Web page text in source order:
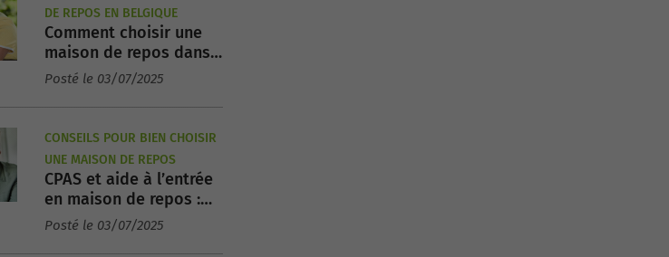
DE REPOS EN BELGIQUE
Comment choisir une
maison de repos dans
le Hainaut ?
Posté le 03/07/2025
CONSEILS POUR BIEN CHOISIR
UNE MAISON DE REPOS
CPAS et aide à l’entrée
en maison de repos :
démarches 2025
Posté le 03/07/2025